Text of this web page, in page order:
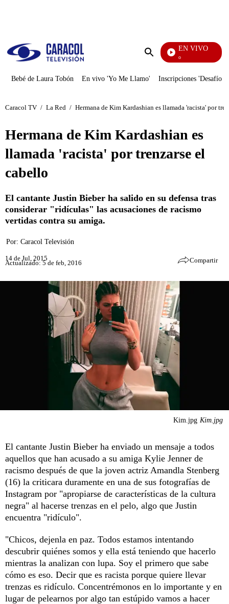
Enviar
EN VIVO
Yo Me Llamo
Bebé de Laura Tobón En vivo 'Yo Me Llamo' Inscripciones 'Desafío'
Caracol TV / La Red / Hermana de Kim Kardashian es llamada 'racista' por
Hermana de Kim Kardashian es
llamada 'racista' por trenzarse el
cabello
El cantante Justin Bieber ha salido en su defensa tras
considerar "ridículas" las acusaciones de racismo
vertidas contra su amiga.
Por: Caracol Televisión
14 de Jul, 2015
Actualizado: 5 de feb, 2016 Compartir
Kim.jpg Kim.jpg
El cantante Justin Bieber ha enviado un mensaje a todos
aquellos que han acusado a su amiga Kylie Jenner de
racismo después de que la joven actriz Amandla Stenberg
(16) la criticara duramente en una de sus fotografías de
Instagram por "apropiarse de características de la cultura
negra" al hacerse trenzas en el pelo, algo que Justin
encuentra "ridículo".
"Chicos, dejenla en paz. Todos estamos intentando
descubrir quiénes somos y ella está teniendo que hacerlo
mientras la analizan con lupa. Soy el primero que sabe
cómo es eso. Decir que es racista porque quiere llevar
trenzas es ridículo. Concentrémonos en lo importante y en
lugar de pelearnos por algo tan estúpido vamos a hacer